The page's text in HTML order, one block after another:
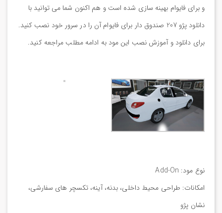
و برای فایوام بهینه سازی شده است و هم اکنون شما می توانید با
دانلود پژو 207 صندوق دار برای فایوام آن را در سرور خود نصب کنید.
برای دانلود و آموزش نصب این مود به ادامه مطلب مراجعه کنید.
نوع مود: Add-On
امکانات: طراحی محیط داخلی، بدنه، آینه، تکسچر های سفارشی،
نشان پژو